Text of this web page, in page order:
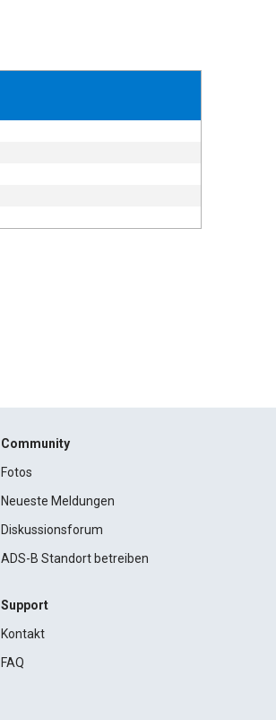
Community
Fotos
Neueste Meldungen
Diskussionsforum
ADS-B Standort betreiben
Support
Kontakt
FAQ